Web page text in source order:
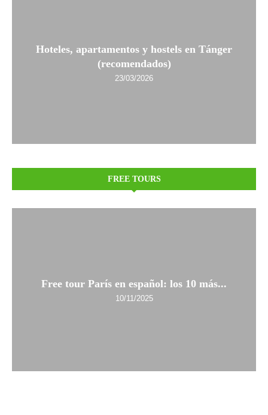
Hoteles, apartamentos y hostels en Tánger
(recomendados)
23/03/2026
FREE TOURS
Free tour París en español: los 10 más...
10/11/2025